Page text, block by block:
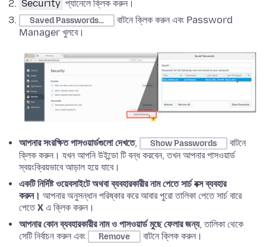
Security প্যানেলে ক্লিক করুন।
Saved Passwords...
বাটনে ক্লিক করুন এবং Password
Manager খুলবে।
আপনার সংরক্ষিত পাসওয়ার্ডগুলো দেখতে, Show Passwords
বাটনে
ক্লিক করুন। যখন আপনি উইন্ডো টি বন্ধ করবেন, তখন আপনার পাসওয়ার্ড
স্বয়ংক্রিয়ভাবে আড়াল হয়ে যাবে।
একটি নির্দিষ্ট ওয়েবসাইটে অথবা ব্যবহারকারীর নাম পেতে সার্চ বক্স ব্যবহার
করুন। আপনার অনুসন্ধান পরিষ্কার করে আবার পুরো তালিকা পেতে সার্চ বারে
পেতেX এ ক্লিক করুন।
আপনার কোন ব্যবহারকারীর নাম ও পাসওয়ার্ড মুছে ফেলার জন্য, তালিকা থেকে
সেটি নির্বাচন করুন এবং
Remove
বাটনে ক্লিক করুন।